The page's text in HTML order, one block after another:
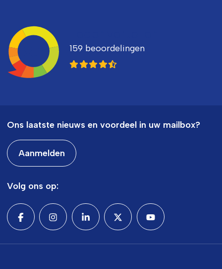
159 beoordelingen
Ons laatste nieuws en voordeel in uw mailbox?
Aanmelden
Volg ons op: